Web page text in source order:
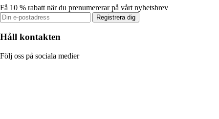
Få 10 % rabatt när du prenumererar på vårt nyhetsbrev
Registrera dig
Håll kontakten
Följ oss på sociala medier